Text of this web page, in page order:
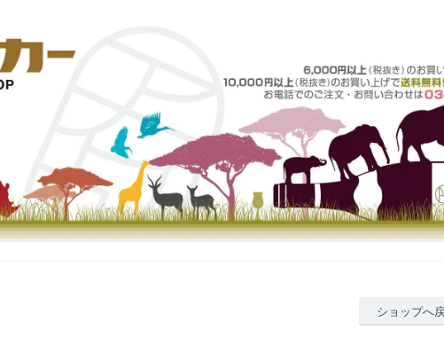
ショップへ